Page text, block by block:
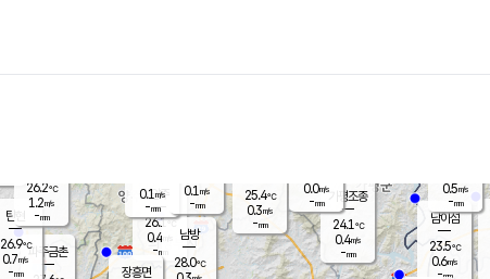
남이섬
23.5℃
0.6m/s
-mm
양주
26.1℃
0.4
-mm
0.5m/s
-mm
파주금촌
가평조종
24.1℃
0.4m/s
-mm
25.4℃
0.3m/s
-mm
탄현
26.9℃
0.7m/s
-mm
0.0m/s
-mm
남방
28.0℃
장흥면
0.1 m/s
-mm
26.2℃
1.2m/s
-mm
0.1 m/s
-mm